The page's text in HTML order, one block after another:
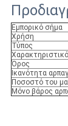
Εμπορικό σήμα
Χρήση
Τύπος
Όρος
Ικανότητα
Ποσοστό του
Μόνο βάρος